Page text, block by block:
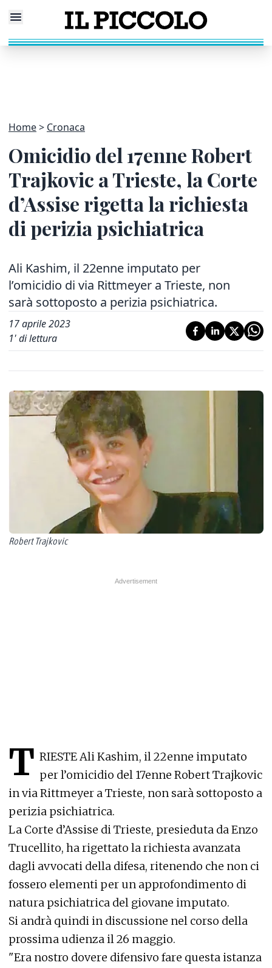
Home Cronaca
Omicidio del 17enne Robert
Trajkovic a Trieste, la Corte
d’Assise rigetta la richiesta
di perizia psichiatrica
Ali Kashim, il 22enne imputato per
l’omicidio di via Rittmeyer a Trieste, non
sarà sottoposto a perizia psichiatrica.
17 aprile 2023
1' di lettura
Robert Trajkovic
T RIESTE Ali Kashim, il 22enne imputato
per l’omicidio del 17enne Robert Trajkovic
in via Rittmeyer a Trieste, non sarà sottoposto a
perizia psichiatrica.
La Corte d’Assise di Trieste, presieduta da Enzo
Trucellito, ha rigettato la richiesta avanzata
dagli avvocati della difesa, ritenendo che non ci
fossero elementi per un approfondimento di
natura psichiatrica del giovane imputato.
Si andrà quindi in discussione nel corso della
prossima udienza il 26 maggio.
"Era nostro dovere difensivo fare questa istanza